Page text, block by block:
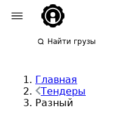
Найти грузы
Главная
Тендеры
Разный